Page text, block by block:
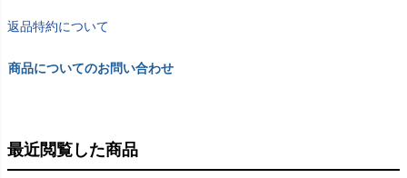
返品特約について
商品についてのお問い合わせ
最近閲覧した商品